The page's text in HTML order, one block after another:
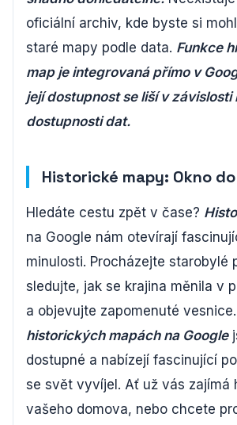
oficiální archiv, kde byste si
staré mapy podle data. Funkce
map je integrovaná přímo v
její dostupnost se liší v závislosti
dostupnosti dat.
Historické mapy: Okno
Hledáte cestu zpět v čase?
na Google nám otevírají
minulosti. Procházejte starobylé
sledujte, jak se krajina měnila v
a objevujte zapomenuté vesnice.
historických mapách na Google
dostupné a nabízejí fascinující
se svět vyvíjel. Ať už vás zajímá
vašeho domova, nebo chcete